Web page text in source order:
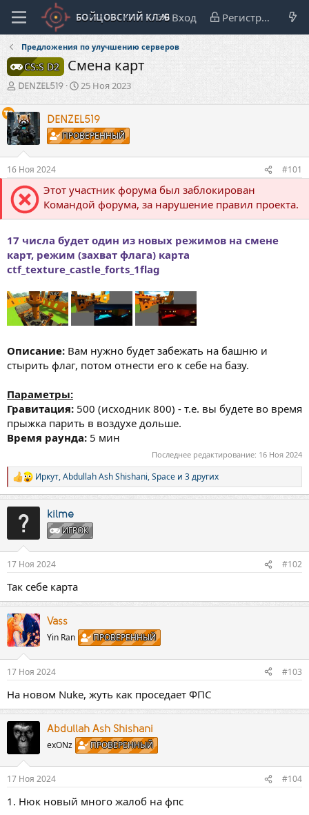
Вход Регистрация
Предложения по улучшению серверов
CS:S D2 Смена карт
А
т
о
р
т
е
м
ы
DENZEL519
Д
а
н
а
ч
а
25 Ноя 2023
DENZEL519
ПРОВЕРЕННЫЙ
16 Ноя 2024 #101
Этот участник форума был заблокирован
Командой форума, за нарушение правил проекта.
17 числа будет один из новых режимов на смене
карт, режим (захват флага) карта
ctf_texture_castle_forts_1flag
Описание: Вам нужно будет забежать на башню и
стырить флаг, потом отнести его к себе на базу.
Параметры:
Гравитация: 500 (исходник 800) - т.е. вы будете во время
прыжка парить в воздухе дольше.
Время раунда: 5 мин
Последнее редактирование: 16 Ноя 2024
Р
е
а
Иркут,Abdullah Ash Shishani,Space и 3 других
kilme
ИГРОК
17 Ноя 2024 #102
Так себе карта
Vass
Yin Ran ПРОВЕРЕННЫЙ
17 Ноя 2024 #103
На новом Nuke, жуть как проседает ФПС
Abdullah Ash Shishani
exONz ПРОВЕРЕННЫЙ
17 Ноя 2024 #104
1. Нюк новый много жалоб на фпс